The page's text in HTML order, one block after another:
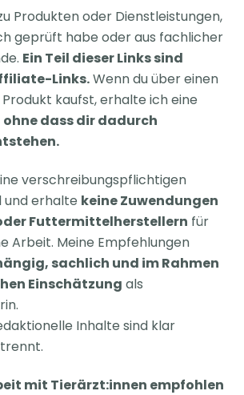
Produkten oder Dienstleistungen,
geprüft habe oder aus fachlicher
Ein Teil dieser Links sind
Links.Wenn du über einen
kaufst, erhalte ich eine
ohne dass dir dadurch
verschreibungspflichtigen
und erhalte keine Zuwendungen
Futtermittelherstellern für
Arbeit. Meine Empfehlungen
sachlich und im Rahmen
Einschätzung als
Inhalte sind klar
mit Tierärzt:innen empfohlen